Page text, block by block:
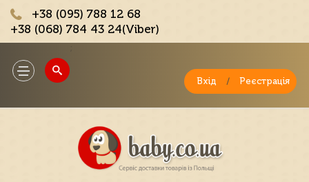
+38 (095) 788 12 68
+38 (068) 784 43 24(Viber)
Toggle
navigation
Вхід / Реєстрація